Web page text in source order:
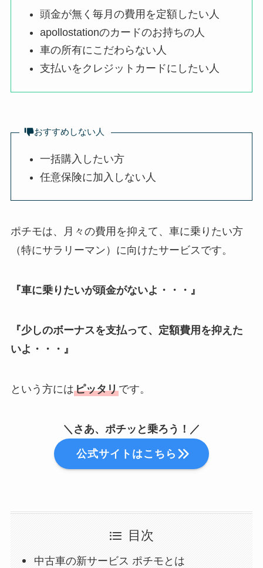
頭金が無く毎月の費用を定額したい人
apollostationのカードのお持ちの人
車の所有にこだわらない人
支払いをクレジットカードにしたい人
おすすめしない人
一括購入したい方
任意保険に加入しない人
ポチモは、月々の費用を抑えて、車に乗りたい方
（特にサラリーマン）に向けたサービスです。
『車に乗りたいが頭金がないよ・・・』
『少しのボーナスを支払って、定額費用を抑えた
いよ・・・』
という方にはピッタリです。
＼ さあ、ポチッと乗ろう！ ／
公式サイトはこちら
目次
中古車の新サービス ポチモとは